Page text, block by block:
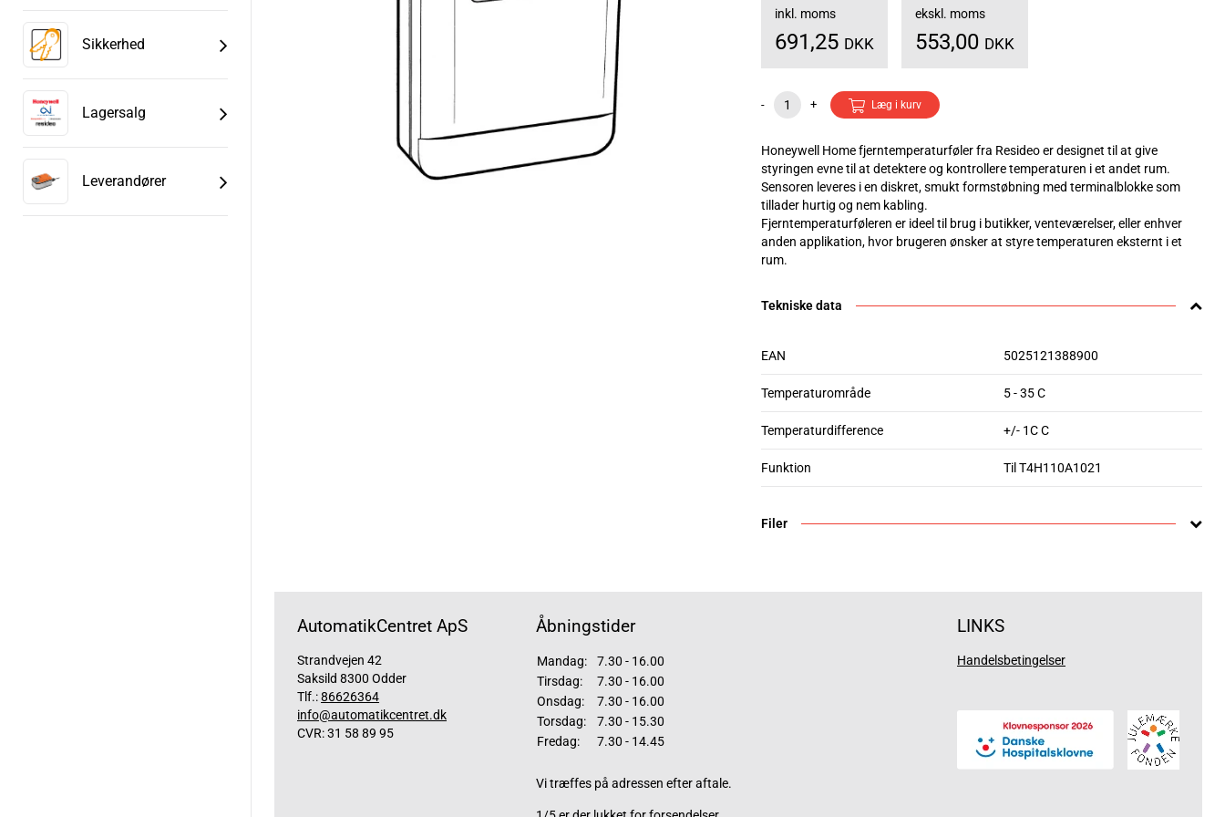
Sikkerhed
Lagersalg
Leverandører
inkl. moms
691,25 DKK
ekskl. moms
553,00 DKK
- + Læg i kurv
Honeywell Home fjerntemperaturføler fra Resideo er designet til at give
styringen evne til at detektere og kontrollere temperaturen i et andet rum.
Sensoren leveres i en diskret, smukt formstøbning med terminalblokke som
tillader hurtig og nem kabling.
Fjerntemperaturføleren er ideel til brug i butikker, venteværelser, eller enhver
anden applikation, hvor brugeren ønsker at styre temperaturen eksternt i et
rum.
Tekniske data
EAN 5025121388900
Temperaturområde 5 - 35 C
Temperaturdifference +/- 1C C
Funktion Til T4H110A1021
Filer
AutomatikCentret ApS
Strandvejen 42
Saksild 8300 Odder
Tlf.:86626364
info@automatikcentret.dk
CVR: 31 58 89 95
Åbningstider
Mandag:
7.30 - 16.00
Tirsdag:
7.30 - 16.00
Onsdag:
7.30 - 16.00
Torsdag:
7.30 - 15.30
Fredag:
7.30 - 14.45
Vi træffes på adressen efter aftale.
LINKS
Handelsbetingelser